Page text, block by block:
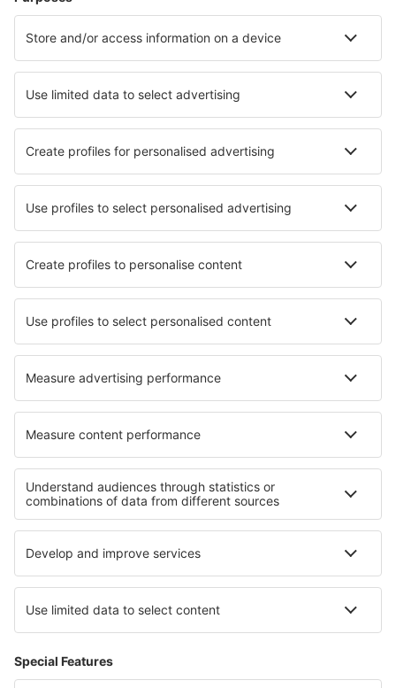
Cazare în Sevierville
Cazare în Panama City Beach Cazare în Davenport
Cazare în Kissimmee Cazare în Denver
Cazare în New Braunfels Cazare în Huntington Beach
Cele mai bune locuri de cazare - orașe
Cazare în Masueco Cazare în Escorca
Cazare în Graaff Reinet Cazare în Nendaz
Cazare în Alifu Dhaalu Atoll Cazare în Pasłęk
Cele mai bune locuri de cazare - regiuni
Cazare in Illinois Cazare in Pennsylvania
Cazare in Parcul Național Canyonlands
Cazare la Parcul Național Yosemite Cazare în Florida Keys
Cazare in Lesbos Cazare in Pazargik Cazare in Sonora